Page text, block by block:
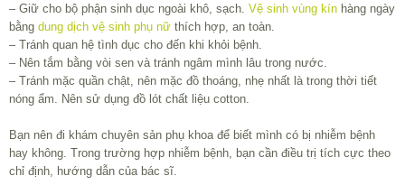
– Giữ cho bộ phận sinh dục ngoài khô, sạch. Vệ sinh vùng kín hàng ngày
bằng dung dịch vệ sinh phụ nữ thích hợp, an toàn.
– Tránh quan hệ tình dục cho đến khi khỏi bệnh.
– Nên tắm bằng vòi sen và tránh ngâm mình lâu trong nước.
– Tránh mặc quần chật, nên mặc đồ thoáng, nhẹ nhất là trong thời tiết
nóng ẩm. Nên sử dụng đồ lót chất liệu cotton.
Bạn nên đi khám chuyên sản phụ khoa để biết mình có bị nhiễm bệnh
hay không. Trong trường hợp nhiễm bệnh, bạn cần điều trị tích cực theo
chỉ định, hướng dẫn của bác sĩ.